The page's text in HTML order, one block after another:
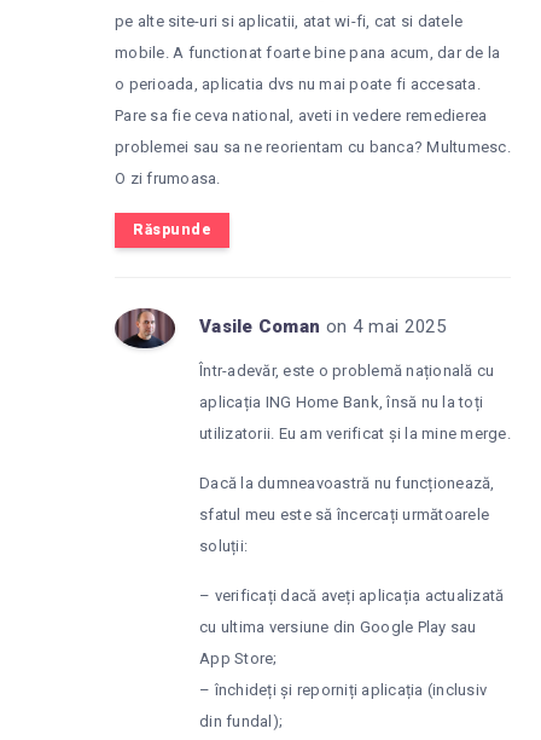
pe alte site-uri si aplicatii, atat wi-fi, cat si datele
mobile. A functionat foarte bine pana acum, dar de la
o perioada, aplicatia dvs nu mai poate fi accesata.
Pare sa fie ceva national, aveti in vedere remedierea
problemei sau sa ne reorientam cu banca? Multumesc.
O zi frumoasa.
Răspunde
Vasile Coman on 4 mai 2025
Într-adevăr, este o problemă națională cu
aplicația ING Home Bank, însă nu la toți
utilizatorii. Eu am verificat și la mine merge.
Dacă la dumneavoastră nu funcționează,
sfatul meu este să încercați următoarele
soluții:
– verificați dacă aveți aplicația actualizată
cu ultima versiune din Google Play sau
App Store;
– închideți și reporniți aplicația (inclusiv
din fundal);